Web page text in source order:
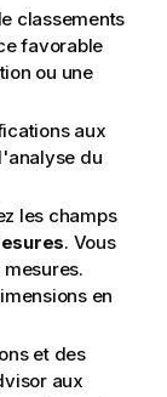
classements
favorable
ou une
aux
du
les champs
. Vous
mesures.
en
et des
aux